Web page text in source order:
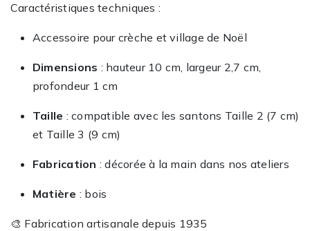
Caractéristiques techniques :
Accessoire pour crèche et village de Noël
Dimensions : hauteur 10 cm, largeur 2,7 cm,
profondeur 1 cm
Taille : compatible avec les santons Taille 2 (7 cm)
et Taille 3 (9 cm)
Fabrication : décorée à la main dans nos ateliers
Matière : bois
🎨 Fabrication artisanale depuis 1935